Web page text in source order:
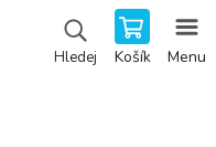
Hledej Košík Menu